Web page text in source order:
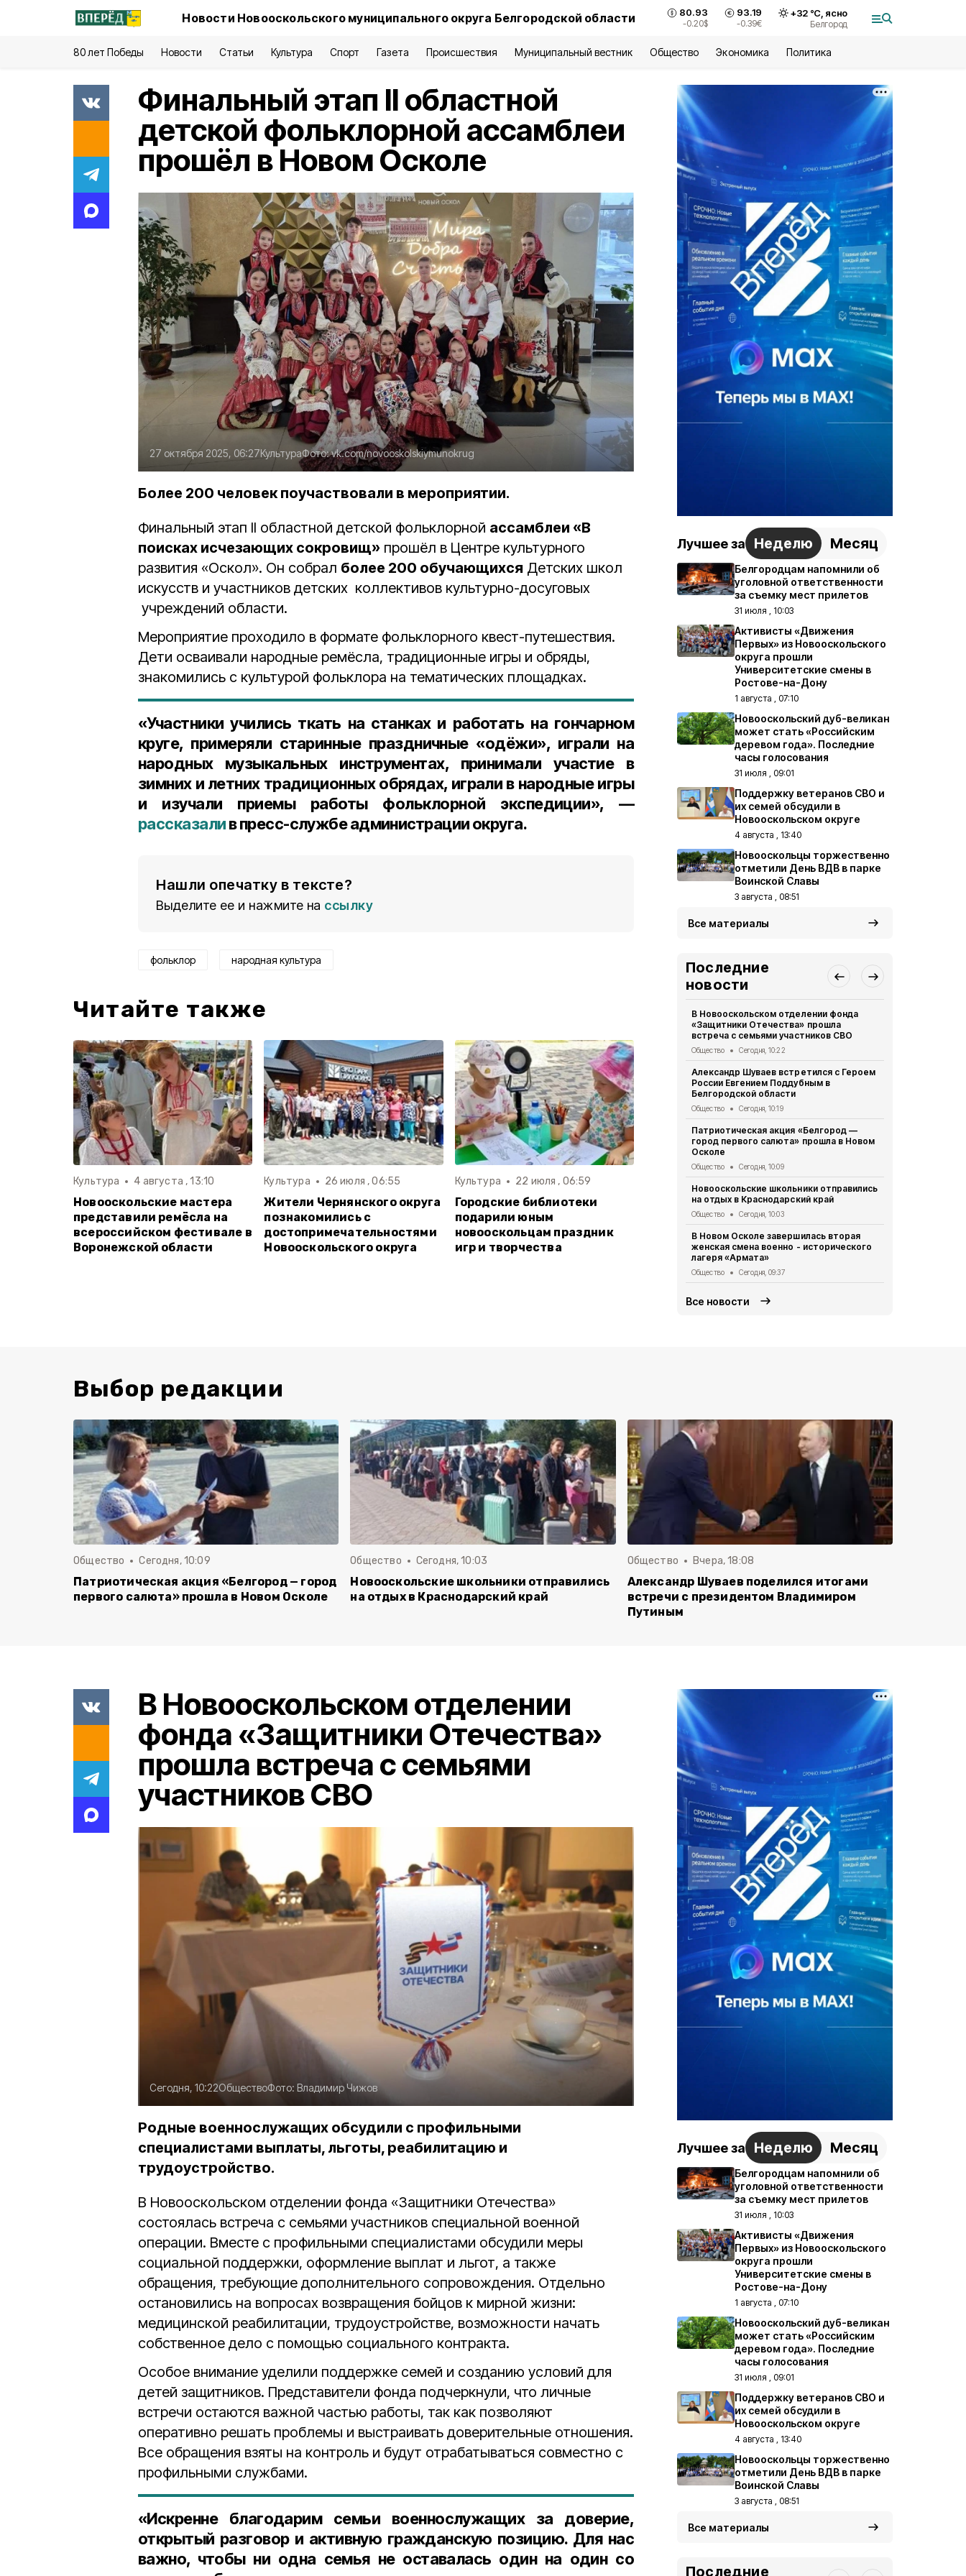
Новости Новооскольского муниципального округа Белгородской области 80.93
-0.20$
93.19
-0.39€
+32°С, ясно
Белгород
80 лет Победы Новости Статьи Культура Спорт Газета Происшествия Муниципальный вестник Общество Экономика Политика
Финальный этап II областной
детской фольклорной ассамблеи
прошёл в Новом Осколе
27 октября 2025, 06:27КультураФото:vk.com/novooskolskiymunokrug
Более 200 человек поучаствовали в мероприятии.
Финальный этап II областной детской фольклорной ассамблеи «В
поисках исчезающих сокровищ» прошёл в Центре культурного
развития «Оскол». Он собрал более 200 обучающихся Детских школ
искусств и участников детских коллективов культурно-досуговых
учреждений области.
Мероприятие проходило в формате фольклорного квест-путешествия.
Дети осваивали народные ремёсла, традиционные игры и обряды,
знакомились с культурой фольклора на тематических площадках.
«Участники учились ткать на станках и работать на гончарном
круге, примеряли старинные праздничные «одёжи», играли на
народных музыкальных инструментах, принимали участие в
зимних и летних традиционных обрядах, играли в народные игры
и изучали приемы работы фольклорной экспедиции», —
рассказалив пресс-службе администрации округа.
Нашли опечатку в тексте?
Выделите ее и нажмите на ссылку
фольклор народная культура
Читайте также
Культура 4 августа , 13:10
Новооскольские мастера
представили ремёсла на
всероссийском фестивале в
Воронежской области
Культура 26 июля , 06:55
Жители Чернянского округа
познакомились с
достопримечательностями
Новооскольского округа
Культура 22 июля , 06:59
Городские библиотеки
подарили юным
новооскольцам праздник
игр и творчества
Лучшее за Неделю Месяц
Белгородцам напомнили об
уголовной ответственности
за съемку мест прилетов
31 июля , 10:03
Активисты «Движения
Первых» из Новооскольского
округа прошли
Университетские смены в
Ростове-на-Дону
1 августа , 07:10
Новооскольский дуб-великан
может стать «Российским
деревом года». Последние
часы голосования
31 июля , 09:01
Поддержку ветеранов СВО и
их семей обсудили в
Новооскольском округе
4 августа , 13:40
Новооскольцы торжественно
отметили День ВДВ в парке
Воинской Славы
3 августа , 08:51
Все материалы
Последние
новости
В Новооскольском отделении фонда
«Защитники Отечества» прошла
встреча с семьями участников СВО
Общество Сегодня, 10:22
Александр Шуваев встретился с Героем
России Евгением Поддубным в
Белгородской области
Общество Сегодня, 10:19
Патриотическая акция «Белгород —
город первого салюта» прошла в Новом
Осколе
Общество Сегодня, 10:09
Новооскольские школьники отправились
на отдых в Краснодарский край
Общество Сегодня, 10:03
В Новом Осколе завершилась вторая
женская смена военно - исторического
лагеря «Армата»
Общество Сегодня, 09:37
Все новости
Выбор редакции
Общество Сегодня, 10:09
Патриотическая акция «Белгород — город
первого салюта» прошла в Новом Осколе
Общество Сегодня, 10:03
Новооскольские школьники отправились
на отдых в Краснодарский край
Общество Вчера, 18:08
Александр Шуваев поделился итогами
встречи с президентом Владимиром
Путиным
В Новооскольском отделении
фонда «Защитники Отечества»
прошла встреча с семьями
участников СВО
Сегодня, 10:22ОбществоФото: Владимир Чижов
Родные военнослужащих обсудили с профильными
специалистами выплаты, льготы, реабилитацию и
трудоустройство.
В Новооскольском отделении фонда «Защитники Отечества»
состоялась встреча с семьями участников специальной военной
операции. Вместе с профильными специалистами обсудили меры
социальной поддержки, оформление выплат и льгот, а также
обращения, требующие дополнительного сопровождения. Отдельно
остановились на вопросах возвращения бойцов к мирной жизни:
медицинской реабилитации, трудоустройстве, возможности начать
собственное дело с помощью социального контракта.
Особое внимание уделили поддержке семей и созданию условий для
детей защитников. Представители фонда подчеркнули, что личные
встречи остаются важной частью работы, так как позволяют
оперативно решать проблемы и выстраивать доверительные отношения.
Все обращения взяты на контроль и будут отрабатываться совместно с
профильными службами.
«Искренне благодарим семьи военнослужащих за доверие,
открытый разговор и активную гражданскую позицию. Для нас
важно, чтобы ни одна семья не оставалась один на один со
Лучшее за Неделю Месяц
Белгородцам напомнили об
уголовной ответственности
за съемку мест прилетов
31 июля , 10:03
Активисты «Движения
Первых» из Новооскольского
округа прошли
Университетские смены в
Ростове-на-Дону
1 августа , 07:10
Новооскольский дуб-великан
может стать «Российским
деревом года». Последние
часы голосования
31 июля , 09:01
Поддержку ветеранов СВО и
их семей обсудили в
Новооскольском округе
4 августа , 13:40
Новооскольцы торжественно
отметили День ВДВ в парке
Воинской Славы
3 августа , 08:51
Все материалы
Последние